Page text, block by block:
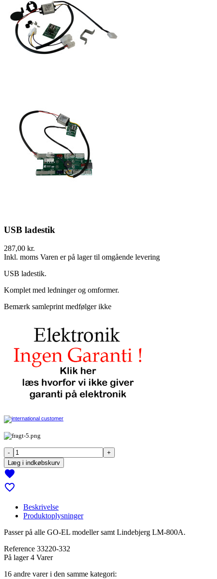
USB ladestik
287,00 kr.
Inkl. moms Varen er på lager til omgående levering
USB ladestik.
Komplet med ledninger og omformer.
Bemærk samleprint medfølger ikke
-
+
Læg i indkøbskurv
favorite
favorite_border
Beskrivelse
Produktoplysninger
Passer på alle GO-EL modeller samt Lindebjerg LM-800A.
Reference 33220-332
På lager 4 Varer
16 andre varer i den samme kategori: